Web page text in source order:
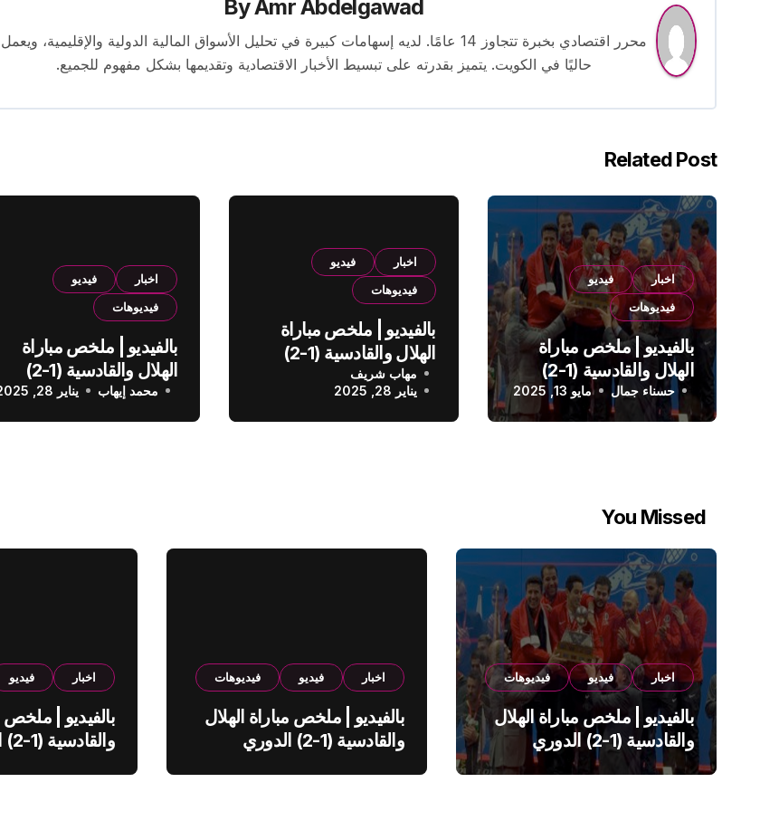
ByAmr Abdelgawad
محرر اقتصادي بخبرة تتجاوز 14 عامًا. لديه إسهامات كبيرة في تحليل الأسواق المالية الدولية والإقليمية، ويعمل
حاليًا في الكويت. يتميز بقدرته على تبسيط الأخبار الاقتصادية وتقديمها بشكل مفهوم للجميع.
Related Post
اخبار
فيديو
فيديوهات
بالفيديو | ملخص مباراة
الهلال والقادسية (1-2)
الدوري السعودي
حسناء جمال مايو 13, 2025
اخبار
فيديو
فيديوهات
بالفيديو | ملخص مباراة
الهلال والقادسية (1-2)
الدوري السعودي
مهاب شريف
يناير 28, 2025
اخبار
فيديو
فيديوهات
بالفيديو | ملخص مباراة
الهلال والقادسية (1-2)
الدوري السعودي
محمد إيهاب يناير 28, 2025
You Missed
اخبار فيديو فيديوهات
بالفيديو | ملخص مباراة الهلال
والقادسية (1-2) الدوري
السعودي
اخبار فيديو فيديوهات
بالفيديو | ملخص مباراة الهلال
والقادسية (1-2) الدوري
اخبار فيديو
بالفيديو | ملخص